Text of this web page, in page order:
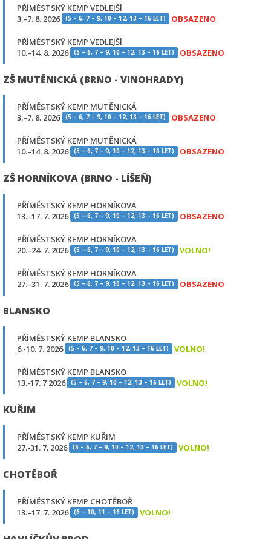
PŘÍMĚSTSKÝ KEMP VEDLEJŠÍ
3.–7. 8. 2026
(5 – 6, 7 – 9, 10 – 12, 13 – 16 LET) OBSAZENO
PŘÍMĚSTSKÝ KEMP VEDLEJŠÍ
10.–14. 8. 2026
(5 – 6, 7 – 9, 10 – 12, 13 – 16 LET) OBSAZENO
ZŠ MUTĚNICKÁ (BRNO - VINOHRADY)
PŘÍMĚSTSKÝ KEMP MUTĚNICKÁ
3.–7. 8. 2026
(5 – 6, 7 – 9, 10 – 12, 13 – 16 LET) OBSAZENO
PŘÍMĚSTSKÝ KEMP MUTĚNICKÁ
10.–14. 8. 2026
(5 – 6, 7 – 9, 10 – 12, 13 – 16 LET) OBSAZENO
ZŠ HORNÍKOVA (BRNO - LÍŠEŇ)
PŘÍMĚSTSKÝ KEMP HORNÍKOVA
13.–17. 7. 2026
(5 – 6, 7 – 9, 10 – 12, 13 – 16 LET) OBSAZENO
PŘÍMĚSTSKÝ KEMP HORNÍKOVA
20.–24. 7. 2026
(5 – 6, 7 – 9, 10 – 12, 13 – 16 LET) VOLNO!
PŘÍMĚSTSKÝ KEMP HORNÍKOVA
27.–31. 7. 2026
(5 – 6, 7 – 9, 10 – 12, 13 – 16 LET) OBSAZENO
BLANSKO
PŘÍMĚSTSKÝ KEMP BLANSKO
6.-10. 7. 2026
(5 – 6, 7 – 9, 10 – 12, 13 – 16 LET) VOLNO!
PŘÍMĚSTSKÝ KEMP BLANSKO
13.-17. 7 2026
(5 – 6, 7 – 9, 10 – 12, 13 – 16 LET) VOLNO!
KUŘIM
PŘÍMĚSTSKÝ KEMP KUŘIM
27.-31. 7. 2026
(5 – 6, 7 – 9, 10 – 12, 13 – 16 LET) VOLNO!
CHOTĚBOŘ
PŘÍMĚSTSKÝ KEMP CHOTĚBOŘ
13.–17. 7. 2026
(6 – 10, 11 – 16 LET) VOLNO!